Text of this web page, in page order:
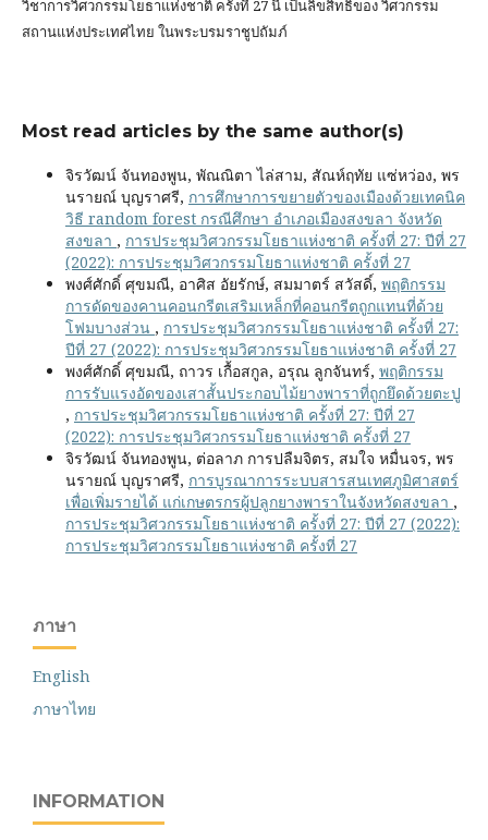
วิชาการวิศวกรรมโยธาแห่งชาติ ครั้งที่ 27 นี้ เป็นลิขสิทธิ์ของวิศวกรรม
สถานแห่งประเทศไทย ในพระบรมราชูปถัมภ์
Most read articles by the same author(s)
จิรวัฒน์ จันทองพูน, พัณณิตา ไล่สาม, สัณห์ฤทัย แซ่หว่อง, พร
นรายณ์ บุญราศรี, การศึกษาการขยายตัวของเมืองด้วยเทคนิค
วิธี random forest กรณีศึกษา อำเภอเมืองสงขลา จังหวัด
สงขลา , การประชุมวิศวกรรมโยธาแห่งชาติ ครั้งที่ 27: ปีที่ 27
(2022): การประชุมวิศวกรรมโยธาแห่งชาติ ครั้งที่ 27
พงศ์ศักดิ์ ศุขมณี, อาศิส อัยรักษ์, สมมาตร์ สวัสดิ์, พฤติกรรม
การดัดของคานคอนกรีตเสริมเหล็กที่คอนกรีตถูกแทนที่ด้วย
โฟมบางส่วน , การประชุมวิศวกรรมโยธาแห่งชาติ ครั้งที่ 27:
ปีที่ 27 (2022): การประชุมวิศวกรรมโยธาแห่งชาติ ครั้งที่ 27
พงศ์ศักดิ์ ศุขมณี, ถาวร เกื้อสกูล, อรุณ ลูกจันทร์, พฤติกรรม
การรับแรงอัดของเสาสั้นประกอบไม้ยางพาราที่ถูกยึดด้วยตะปู
, การประชุมวิศวกรรมโยธาแห่งชาติ ครั้งที่ 27: ปีที่ 27
(2022): การประชุมวิศวกรรมโยธาแห่งชาติ ครั้งที่ 27
จิรวัฒน์ จันทองพูน, ต่อลาภ การปลืมจิตร, สมใจ หมื่นจร, พร
นรายณ์ บุญราศรี, การบูรณาการระบบสารสนเทศภูมิศาสตร์
เพื่อเพิ่มรายได้ แก่เกษตรกรผู้ปลูกยางพาราในจังหวัดสงขลา ,
การประชุมวิศวกรรมโยธาแห่งชาติ ครั้งที่ 27: ปีที่ 27 (2022):
การประชุมวิศวกรรมโยธาแห่งชาติ ครั้งที่ 27
ภาษา
English
ภาษาไทย
INFORMATION